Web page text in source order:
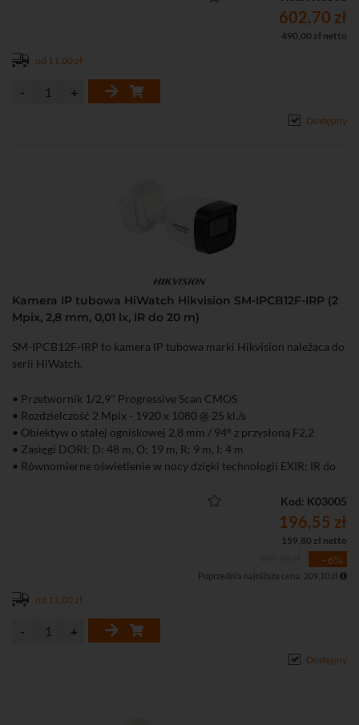
(Android, iOS)
• Dostęp przez chmurę P2P
• Wbudowany mikrofon
602,70 zł
490,00 zł netto
od 11,00 zł
Dostępny
Kamera IP tubowa HiWatch Hikvision SM-IPCB12F-IRP (2
Mpix, 2,8 mm, 0,01 lx, IR do 20 m)
SM-IPCB12F-IRP to kamera IP tubowa marki Hikvision należąca do
serii HiWatch.
• Przetwornik 1/2,9" Progressive Scan CMOS
• Rozdzielczość 2 Mpix - 1920 x 1080 @ 25 kl./s
• Obiektyw o stałej ogniskowej 2,8 mm / 94° z przysłoną F2,2
• Zasięgi DORI: D: 48 m, O: 19 m, R: 9 m, I: 4 m
• Równomierne oświetlenie w nocy dzięki technologii EXIR: IR do
• Kompresja H.265+/H.265/H.264+/H.264
• Aplikacja na komputer iVMS-4200 i smartfona Hik-Connect
• Stopień ochrony: IP67
• Zasilanie DC 12 V lub PoE (802.3af)
Kod: K03005
196,55 zł
159,80 zł netto
- 6%
Poprzednia najniższa cena: 209,10 zł
od 11,00 zł
Dostępny